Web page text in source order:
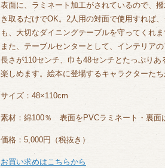
表面に、ラミネート加工がされているので、
き取るだけでOK。2人用の対面で使用すれば
も、大切なダイニングテーブルを守ってくれま
また、テーブルセンターとして、インテリアの
長さが110センチ、巾も48センチとたっぷり
楽しめます。絵本に登場するキャラクターた
サイズ：48×110cm
素材： 綿100％ 表面をPVCラミネート・裏面
価格：5,000円（税抜き）
お買い求めはこちらから